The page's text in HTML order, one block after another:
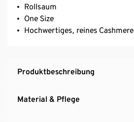
Rollsaum
One Size
Hochwertiges, reines Cashmere
Produktbeschreibung
Material & Pflege